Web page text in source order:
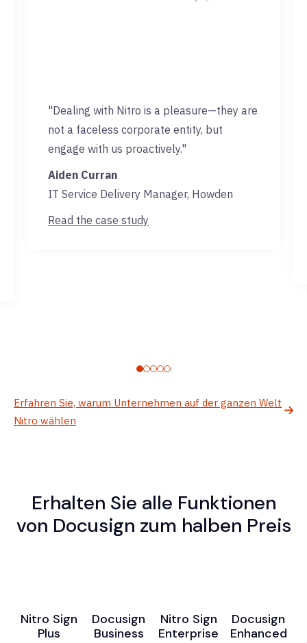
"Dealing with Nitro is a pleasure—they are
not a faceless corporate entity, but
engage with us proactively."
Aiden Curran
IT Service Delivery Manager, Howden
Read the case study
Erfahren Sie, warum Unternehmen auf der ganzen Welt
Nitro wählen
Erhalten Sie alle Funktionen
von Docusign zum halben Preis
Nitro Sign
Plus
Docusign
Business
Nitro Sign
Enterprise
Docusign
Enhanced